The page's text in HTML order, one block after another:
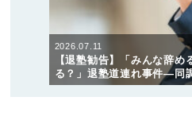
2026.07.11
【退塾勧告】「みんな辞め
る？」退塾道連れ事件―同